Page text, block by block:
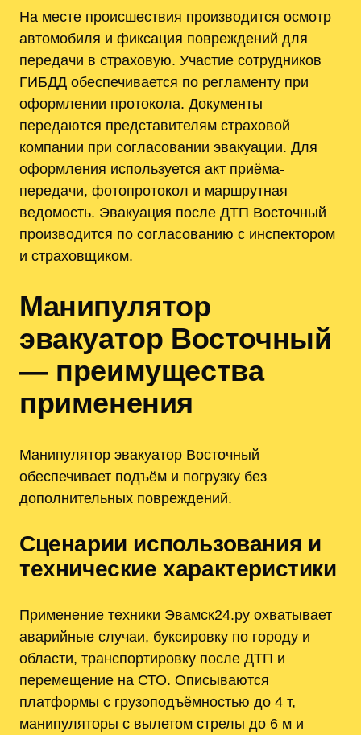
На месте происшествия производится осмотр
автомобиля и фиксация повреждений для
передачи в страховую. Участие сотрудников
ГИБДД обеспечивается по регламенту при
оформлении протокола. Документы
передаются представителям страховой
компании при согласовании эвакуации. Для
оформления используется акт приёма-
передачи, фотопротокол и маршрутная
ведомость. Эвакуация после ДТП Восточный
производится по согласованию с инспектором
и страховщиком.
Манипулятор
эвакуатор Восточный
— преимущества
применения
Манипулятор эвакуатор Восточный
обеспечивает подъём и погрузку без
дополнительных повреждений.
Сценарии использования и
технические характеристики
Применение техники Эвамск24.ру охватывает
аварийные случаи, буксировку по городу и
области, транспортировку после ДТП и
перемещение на СТО. Описываются
платформы с грузоподъёмностью до 4 т,
манипуляторы с вылетом стрелы до 6 м и